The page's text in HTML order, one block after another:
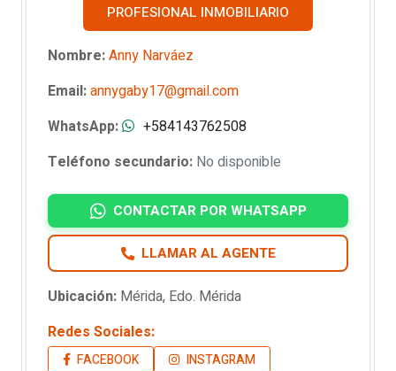
PROFESIONAL INMOBILIARIO
Nombre:Anny Narváez
Email:annygaby17@gmail.com
WhatsApp:
+584143762508
Teléfono secundario: No disponible
CONTACTAR POR WHATSAPP
LLAMAR AL AGENTE
Ubicación: Mérida, Edo. Mérida
Redes Sociales:
FACEBOOK INSTAGRAM